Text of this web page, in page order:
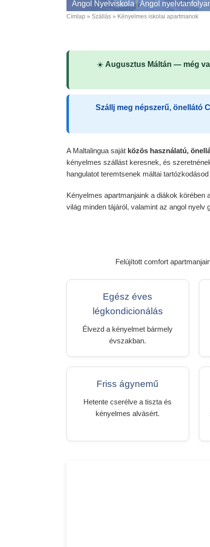
Angol Nyelviskola Angol
Címlap Szállás Kényelmes iskolai apartmanok
☀️ Augusztus Máltán — még
Szállj meg népszerű, önellátó
A Maltalingua saját közös használatú,
kényelmes szállást keresnek, és
hangulatot teremtsenek máltai tartózkodásod
Kényelmes apartmanjaink a diákok
világ minden tájáról, valamint az angol
Felújított comfort
Egész éves
légkondicionálás
Élvezd a kényelmet bármely
évszakban.
Friss ágynemű
Hetente cserélve a tiszta és
kényelmes alvásért.